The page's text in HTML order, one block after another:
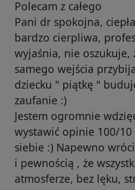
Polecam z całego
Pani dr spokojna,
bardzo cierpliwa,
wyjaśnia, nie oszukuje,
samego wejścia
dziecku " piątkę "
zaufanie :)
Jestem ogromnie
wystawić opinie 100/
siebie :) Napewno
i pewnością , że
atmosferze, bez lęku,